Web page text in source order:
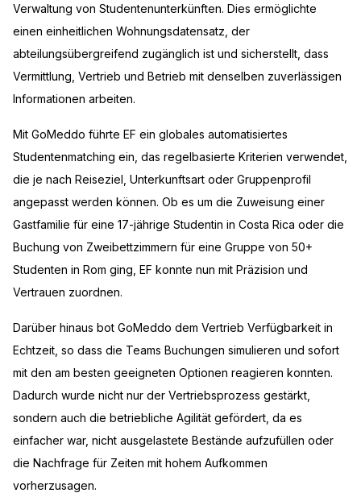
Verwaltung von Studentenunterkünften. Dies ermöglichte
einen einheitlichen Wohnungsdatensatz, der
abteilungsübergreifend zugänglich ist und sicherstellt, dass
Vermittlung, Vertrieb und Betrieb mit denselben zuverlässigen
Informationen arbeiten.
Mit GoMeddo führte EF ein globales automatisiertes
Studentenmatching ein, das regelbasierte Kriterien verwendet,
die je nach Reiseziel, Unterkunftsart oder Gruppenprofil
angepasst werden können. Ob es um die Zuweisung einer
Gastfamilie für eine 17-jährige Studentin in Costa Rica oder die
Buchung von Zweibettzimmern für eine Gruppe von 50+
Studenten in Rom ging, EF konnte nun mit Präzision und
Vertrauen zuordnen.
Darüber hinaus bot GoMeddo dem Vertrieb Verfügbarkeit in
Echtzeit, so dass die Teams Buchungen simulieren und sofort
mit den am besten geeigneten Optionen reagieren konnten.
Dadurch wurde nicht nur der Vertriebsprozess gestärkt,
sondern auch die betriebliche Agilität gefördert, da es
einfacher war, nicht ausgelastete Bestände aufzufüllen oder
die Nachfrage für Zeiten mit hohem Aufkommen
vorherzusagen.